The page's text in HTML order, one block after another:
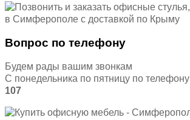
Вопрос по телефону
Будем рады вашим звонкам
С понедельника по пятницу по телефону
107